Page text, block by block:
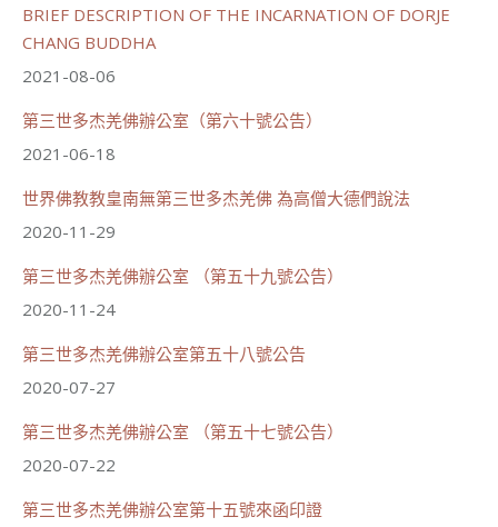
載入更多
BRIEF DESCRIPTION OF THE INCARNATION OF DORJE
CHANG BUDDHA
2021-08-06
第三世多杰羌佛辦公室（第六十號公告）
2021-06-18
世界佛教教皇南無第三世多杰羌佛 為高僧大德們說法
2020-11-29
第三世多杰羌佛辦公室 （第五十九號公告）
2020-11-24
第三世多杰羌佛辦公室第五十八號公告
2020-07-27
第三世多杰羌佛辦公室 （第五十七號公告）
2020-07-22
第三世多杰羌佛辦公室第十五號來函印證